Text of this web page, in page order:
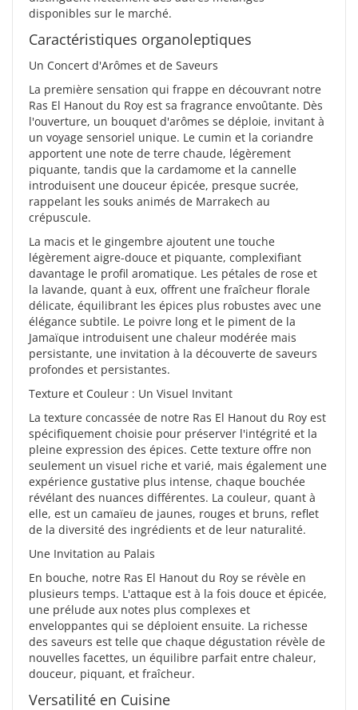
disponibles sur le marché.
Caractéristiques organoleptiques
Un Concert d'Arômes et de Saveurs
La première sensation qui frappe en découvrant notre
Ras El Hanout du Roy est sa fragrance envoûtante. Dès
l'ouverture, un bouquet d'arômes se déploie, invitant à
un voyage sensoriel unique. Le cumin et la coriandre
apportent une note de terre chaude, légèrement
piquante, tandis que la cardamome et la cannelle
introduisent une douceur épicée, presque sucrée,
rappelant les souks animés de Marrakech au
crépuscule.
La macis et le gingembre ajoutent une touche
légèrement aigre-douce et piquante, complexifiant
davantage le profil aromatique. Les pétales de rose et
la lavande, quant à eux, offrent une fraîcheur florale
délicate, équilibrant les épices plus robustes avec une
élégance subtile. Le poivre long et le piment de la
Jamaïque introduisent une chaleur modérée mais
persistante, une invitation à la découverte de saveurs
profondes et persistantes.
Texture et Couleur : Un Visuel Invitant
La texture concassée de notre Ras El Hanout du Roy est
spécifiquement choisie pour préserver l'intégrité et la
pleine expression des épices. Cette texture offre non
seulement un visuel riche et varié, mais également une
expérience gustative plus intense, chaque bouchée
révélant des nuances différentes. La couleur, quant à
elle, est un camaïeu de jaunes, rouges et bruns, reflet
de la diversité des ingrédients et de leur naturalité.
Une Invitation au Palais
En bouche, notre Ras El Hanout du Roy se révèle en
plusieurs temps. L'attaque est à la fois douce et épicée,
une prélude aux notes plus complexes et
enveloppantes qui se déploient ensuite. La richesse
des saveurs est telle que chaque dégustation révèle de
nouvelles facettes, un équilibre parfait entre chaleur,
douceur, piquant, et fraîcheur.
Versatilité en Cuisine